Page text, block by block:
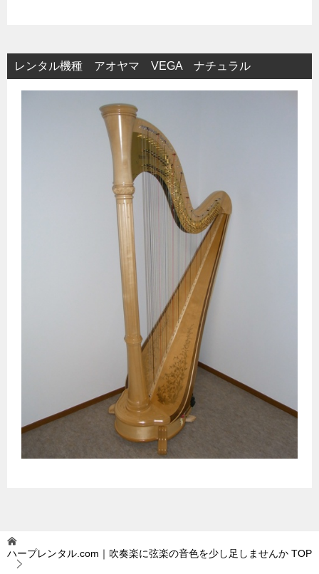
レンタル機種 アオヤマ VEGA ナチュラル
ハープレンタル.com｜吹奏楽に弦楽の音色を少し足しませんか TOP